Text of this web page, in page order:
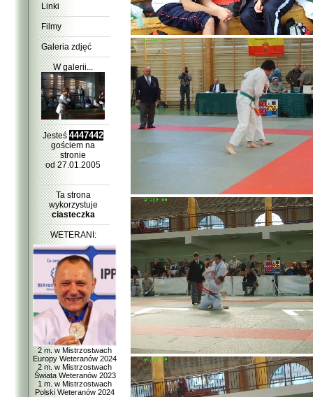
Linki
Filmy
Galeria zdjęć
W galerii...
Jesteś4447442
gościem na
stronie
od 27.01.2005
Ta strona
wykorzystuje
ciasteczka
WETERANI:
2 m. w Mistrzostwach
Europy Weteranów 2024
2 m. w Mistrzostwach
Świata Weteranów 2023
1 m. w Mistrzostwach
Polski Weteranów 2024